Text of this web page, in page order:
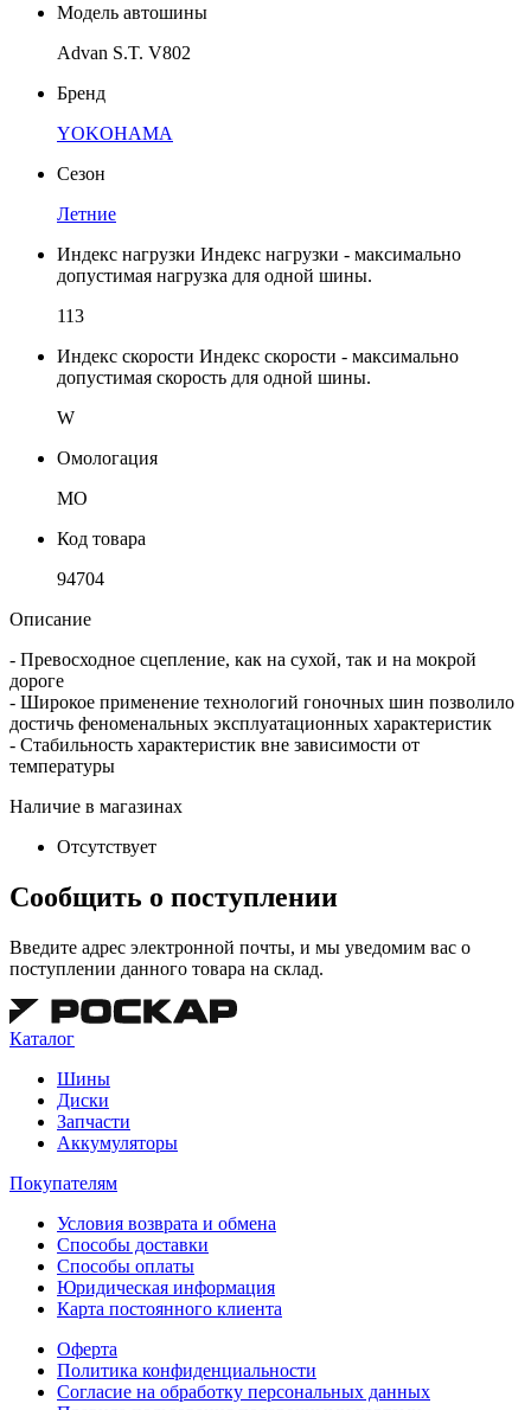
Модель автошины
Advan S.T. V802
Бренд
YOKOHAMA
Сезон
Летние
Индекс нагрузки Индекс нагрузки - максимально
допустимая нагрузка для одной шины.
113
Индекс скорости Индекс скорости - максимально
допустимая скорость для одной шины.
W
Омологация
MO
Код товара
94704
Описание
- Превосходное сцепление, как на сухой, так и на мокрой
дороге
- Широкое применение технологий гоночных шин позволило
достичь феноменальных эксплуатационных характеристик
- Стабильность характеристик вне зависимости от
температуры
Наличие в магазинах
Отсутствует
Сообщить о поступлении
Введите адрес электронной почты, и мы уведомим вас о
поступлении данного товара на склад.
Каталог
Шины
Диски
Запчасти
Аккумуляторы
Покупателям
Условия возврата и обмена
Способы доставки
Способы оплаты
Юридическая информация
Карта постоянного клиента
Оферта
Политика конфиденциальности
Согласие на обработку персональных данных